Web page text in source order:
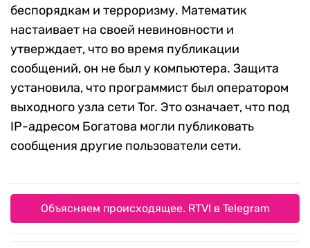
беспорядкам и терроризму. Математик
настаивает на своей невиновности и
утверждает, что во время публикации
сообщений, он не был у компьютера. Защита
установила, что программист был оператором
выходного узла сети Tor. Это означает, что под
IP-адресом Богатова могли публиковать
сообщения другие пользователи сети.
Объясняем происходящее. RTVI в Telegram